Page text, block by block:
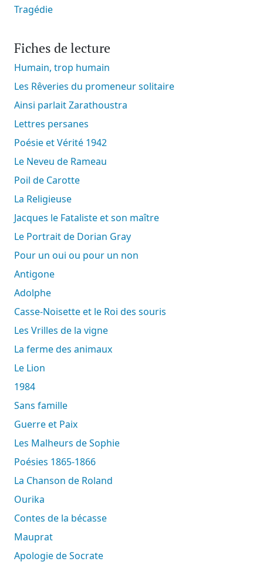
Tragédie
Fiches de lecture
Humain, trop humain
Les Rêveries du promeneur solitaire
Ainsi parlait Zarathoustra
Lettres persanes
Poésie et Vérité 1942
Le Neveu de Rameau
Poil de Carotte
La Religieuse
Jacques le Fataliste et son maître
Le Portrait de Dorian Gray
Pour un oui ou pour un non
Antigone
Adolphe
Casse-Noisette et le Roi des souris
Les Vrilles de la vigne
La ferme des animaux
Le Lion
1984
Sans famille
Guerre et Paix
Les Malheurs de Sophie
Poésies 1865-1866
La Chanson de Roland
Ourika
Contes de la bécasse
Mauprat
Apologie de Socrate